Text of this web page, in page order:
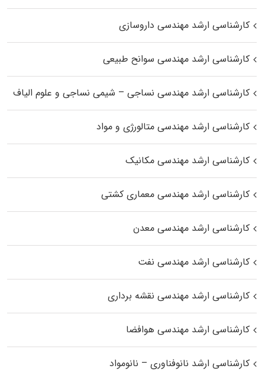
کارشناسی ارشد مهندسی داروسازی
کارشناسی ارشد مهندسی سوانح طبیعی
کارشناسی ارشد مهندسی نساجی – شیمی نساجی و علوم الیاف
کارشناسی ارشد مهندسی متالورژی و مواد
کارشناسی ارشد مهندسی مکانیک
کارشناسی ارشد مهندسی معماری کشتی
کارشناسی ارشد مهندسی معدن
کارشناسی ارشد مهندسی نفت
کارشناسی ارشد مهندسی نقشه برداری
کارشناسی ارشد مهندسی هوافضا
کارشناسی ارشد نانوفناوری – نانومواد